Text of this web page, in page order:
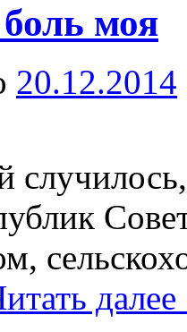
моя
20.12.2014
далее